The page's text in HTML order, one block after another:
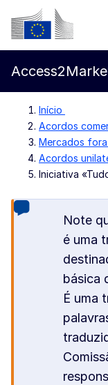
Ir para o
Comissão
Início
Acordos
Mercados fora
Acordos
Iniciativa
Note
é uma
básica
É uma